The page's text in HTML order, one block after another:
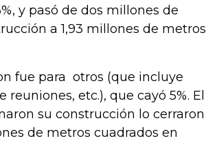
y pasó de dos millones de
a 1,93 millones de metros
fue para otros (que incluye
etc.), que cayó 5%. El
su construcción lo cerraron
de metros cuadrados en